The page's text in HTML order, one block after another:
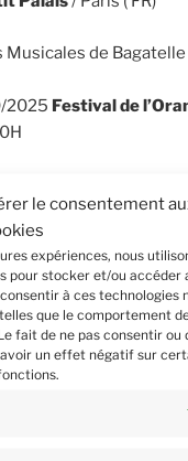
le consentement
expériences, nous
pour stocker et/ou accéder
à ces technologies
que le comportement
fait de ne pas consentir ou
un effet négatif sur
Musicales de Bagatelle
2025 Festival de
/ Théâtre Armand – 20H
26/07/2025 au 3/
Wu Promotion,
et le Festival «